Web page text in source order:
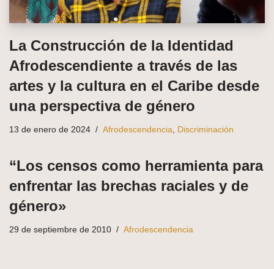
La Construcción de la Identidad
Afrodescendiente a través de las
artes y la cultura en el Caribe desde
una perspectiva de género
13 de enero de 2024 Afrodescendencia Discriminación
“Los censos como herramienta para
enfrentar las brechas raciales y de
género»
29 de septiembre de 2010 Afrodescendencia